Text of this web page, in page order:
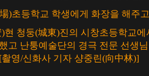
)초등학교 학생에게 화장을 해주
청둥(城東)진의 시창초등학교
고 난퉁예술단의 경극 전문 선생
영/신화사 기자 샹중린(向中林)]